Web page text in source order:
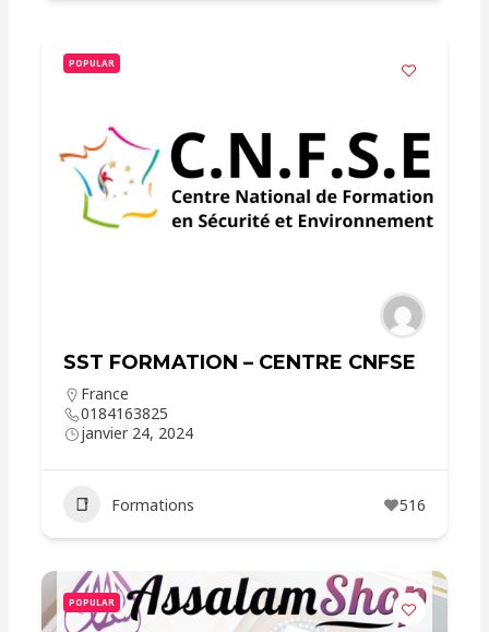
POPULAR
SST FORMATION – CENTRE CNFSE
France
0184163825
janvier 24, 2024
Formations 516
POPULAR